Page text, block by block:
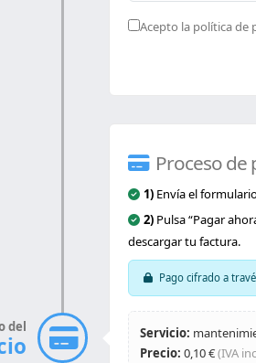
Acepto la política de
del
Proceso de
1)Envía el
2)Pulsa “Pagar
descargar tu factura.
Pago cifrado a
Servicio:
Precio: 0,10 €(IVA